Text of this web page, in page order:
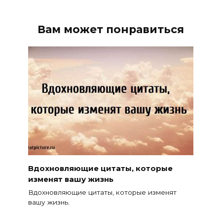
Вам может понравиться
Вдохновляющие цитаты, которые
изменят вашу жизнь
Вдохновляющие цитаты, которые изменят
вашу жизнь.